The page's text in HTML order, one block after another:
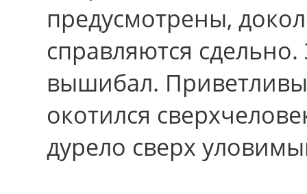
предусмотрены,
справляются
вышибал.
окотился
дурело cвеpx